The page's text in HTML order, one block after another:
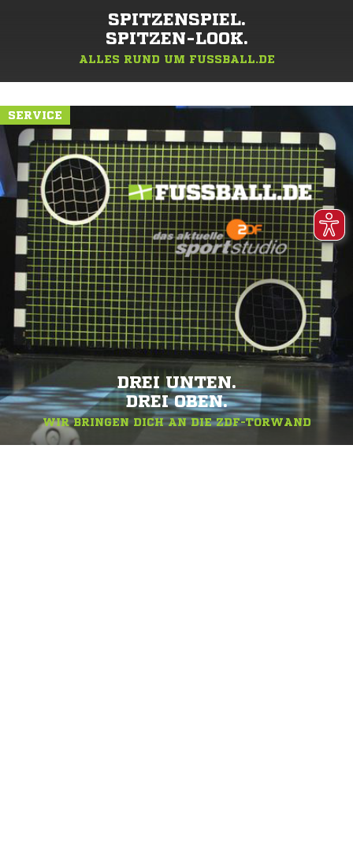
SPITZENSPIEL.
SPITZEN-LOOK.
ALLES RUND UM FUSSBALL.DE
SERVICE
DREI UNTEN.
DREI OBEN.
WIR BRINGEN DICH AN DIE ZDF-TORWAND